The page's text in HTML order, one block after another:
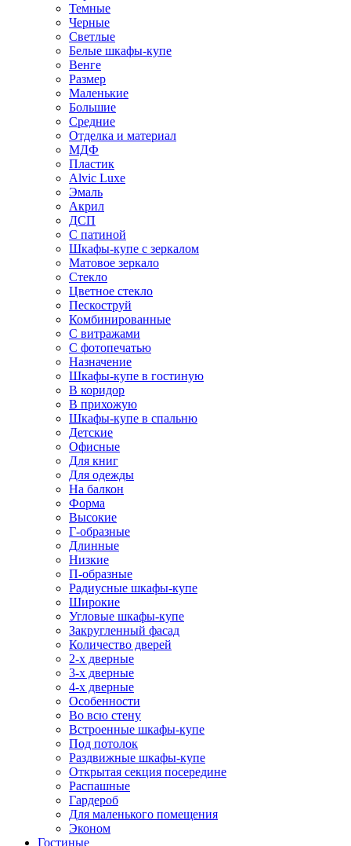
Темные
Черные
Светлые
Белые шкафы-купе
Венге
Размер
Маленькие
Большие
Средние
Отделка и материал
МДФ
Пластик
Alvic Luxe
Эмаль
Акрил
ДСП
С патиной
Шкафы-купе с зеркалом
Матовое зеркало
Стекло
Цветное стекло
Пескоструй
Комбинированные
С витражами
С фотопечатью
Назначение
Шкафы-купе в гостиную
В коридор
В прихожую
Шкафы-купе в спальню
Детские
Офисные
Для книг
Для одежды
На балкон
Форма
Высокие
Г-образные
Длинные
Низкие
П-образные
Радиусные шкафы-купе
Широкие
Угловые шкафы-купе
Закругленный фасад
Количество дверей
2-х дверные
3-х дверные
4-х дверные
Особенности
Во всю стену
Встроенные шкафы-купе
Под потолок
Раздвижные шкафы-купе
Открытая секция посередине
Распашные
Гардероб
Для маленького помещения
Эконом
Гостиные